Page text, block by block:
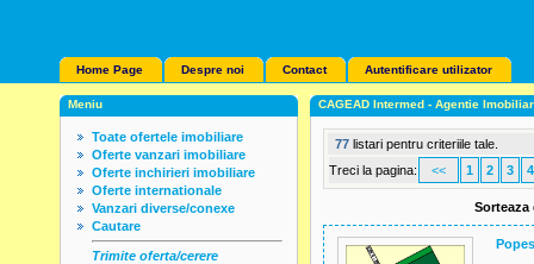
Home Page Despre noi Contact Autentificare utilizator
Meniu
Toate ofertele imobiliare
Oferte vanzari imobiliare
Oferte inchirieri imobiliare
Oferte internationale
Vanzari diverse/conexe
Cautare
Trimite oferta/cerere
CAGEAD Intermed - Agentie
77 listari pentru criteriile tale.
Treci la pagina:
<< 1 2 3 4